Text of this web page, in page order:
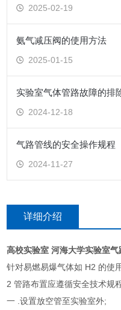
2025-02-19
氨气减压阀的使用方法
2025-01-15
实验室气体管路故障的排
2024-12-18
气路管线的安全操作规程
2024-11-27
详细介绍
高校实验室河海大学实验室气
针对易燃易爆气体如 H2 的使
2 管路布置应遵循安全技术规
一 .设置放空管至实验室外;